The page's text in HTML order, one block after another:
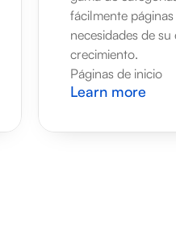
fácilmente
necesidades de su
crecimiento.
Páginas de inicio
Learn more